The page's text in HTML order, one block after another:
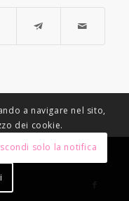
a navigare nel sito,
dei cookie.
solo la notifica